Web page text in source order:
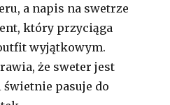
a napis na swetrze
który przyciąga
wyjątkowym.
że sweter jest
pasuje do